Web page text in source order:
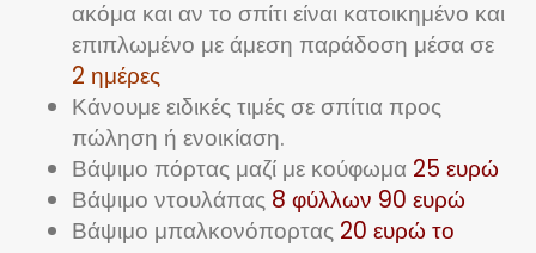
ακόμα και αν το σπίτι είναι κατοικημένο και
επιπλωμένο με άμεση παράδοση μέσα σε
2 ημέρες
Κάνουμε ειδικές τιμές σε σπίτια προς
πώληση ή ενοικίαση.
Βάψιμο πόρτας μαζί με κούφωμα 25 ευρώ
Βάψιμο ντουλάπας 8 φύλλων 90 ευρώ
Βάψιμο μπαλκονόπορτας 20 ευρώ το